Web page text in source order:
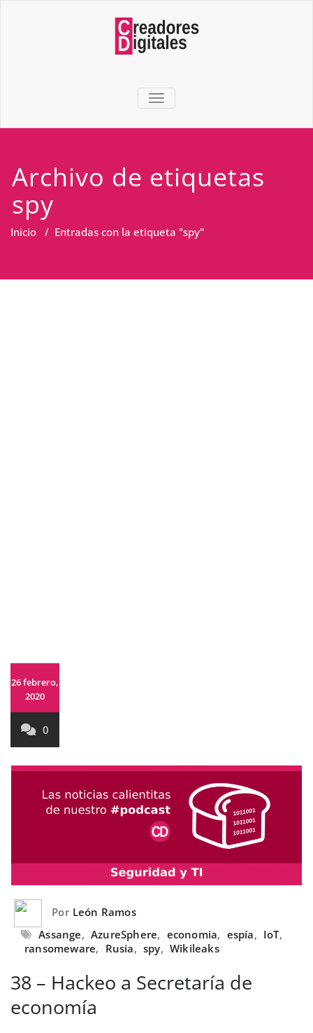
TOGGLE NAVIGATION
Archivo de etiquetas
spy
Inicio / Entradas con la etiqueta "spy"
26 febrero,
2020
0
Por León Ramos
Assange, AzureSphere, economia, espía, IoT,
ransomeware, Rusia, spy, Wikileaks
38 – Hackeo a Secretaría de
economía